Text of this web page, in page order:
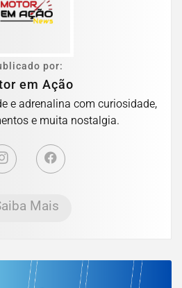
por:
em Ação
e adrenalina com curiosidade,
e muita nostalgia.
Mais